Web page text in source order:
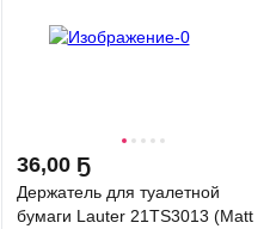
36,00 Ҕ
Держатель для туалетной
бумаги Lauter 21TS3013 (Matt